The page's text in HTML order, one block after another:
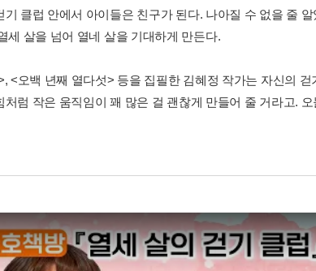
기 클럽 안에서 아이들은 친구가 된다. 나아질 수 없을 줄
세 살을 넘어 열네 살을 기대하게 만든다.
<오백 년째 열다섯> 등을 집필한 김혜정 작가는 자신의
처럼 작은 움직임이 꽤 많은 걸 괜찮게 만들어 줄 거라고.